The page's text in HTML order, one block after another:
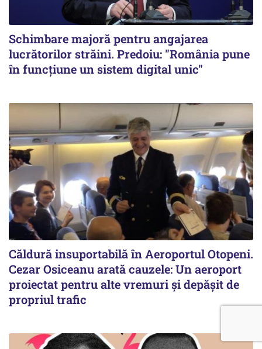
Schimbare majoră pentru angajarea
lucrătorilor străini. Predoiu: "România pune
în funcțiune un sistem digital unic"
Căldură insuportabilă în Aeroportul Otopeni.
Cezar Osiceanu arată cauzele: Un aeroport
proiectat pentru alte vremuri și depășit de
propriul trafic